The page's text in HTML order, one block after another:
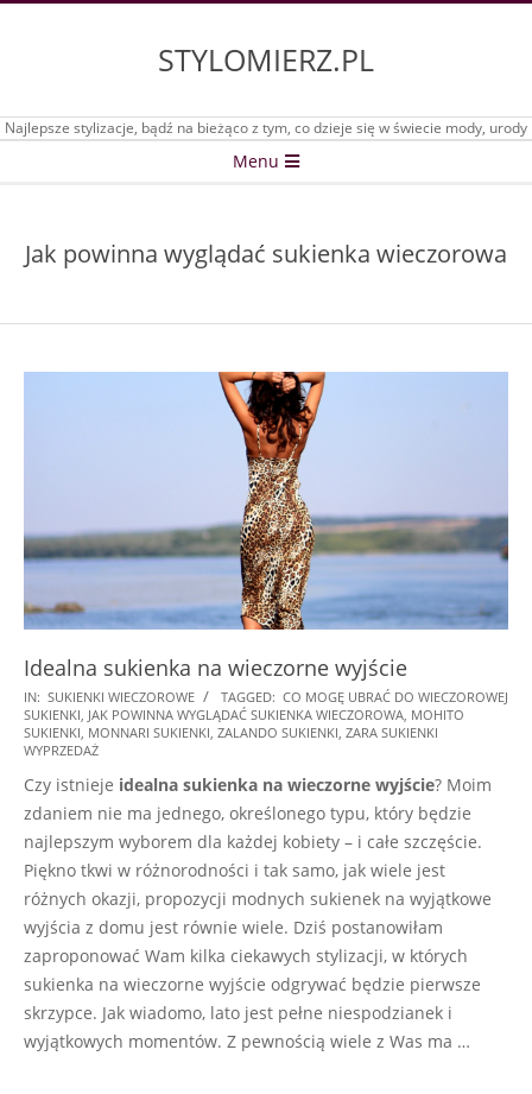
STYLOMIERZ.PL
Najlepsze stylizacje, bądź na bieżąco z tym, co dzieje się w świecie mody, urody
Menu
Jak powinna wyglądać sukienka wieczorowa
Idealna sukienka na wieczorne wyjście
2025-
08-
12
IN: SUKIENKI WIECZOROWE TAGGED: CO MOGĘ UBRAĆ DO WIECZOROWEJ
SUKIENKI JAK POWINNA WYGLĄDAĆ SUKIENKA WIECZOROWA MOHITO
SUKIENKI MONNARI SUKIENKI ZALANDO SUKIENKI ZARA SUKIENKI
WYPRZEDAŻ
Czy istnieje idealna sukienka na wieczorne wyjście? Moim
zdaniem nie ma jednego, określonego typu, który będzie
najlepszym wyborem dla każdej kobiety – i całe szczęście.
Piękno tkwi w różnorodności i tak samo, jak wiele jest
różnych okazji, propozycji modnych sukienek na wyjątkowe
wyjścia z domu jest równie wiele. Dziś postanowiłam
zaproponować Wam kilka ciekawych stylizacji, w których
sukienka na wieczorne wyjście odgrywać będzie pierwsze
skrzypce. Jak wiadomo, lato jest pełne niespodzianek i
wyjątkowych momentów. Z pewnością wiele z Was ma …